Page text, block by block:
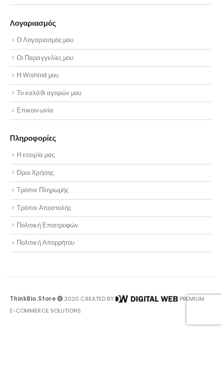
Λογαριασμός
Ο Λογαριασμός μου
Οι Παραγγελίες μου
Η Wishlist μου
Το καλάθι αγορών μου
Επικοινωνία
Πληροφορίες
Η εταιρία μας
Όροι Χρήσης
Τρόποι Πληρωμής
Τρόποι Αποστολής
Πολιτική Επιστροφών
Πολιτική Απορρήτου
ThinkBio.Store 2020 CREATED BY
PREMIUM
E-COMMERCE SOLUTIONS.